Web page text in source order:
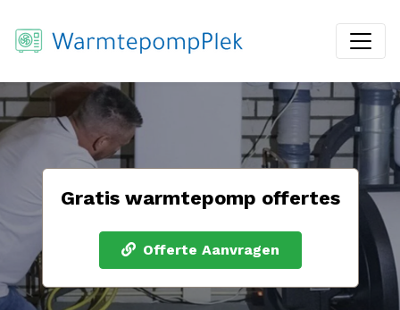
Gratis warmtepomp offertes
Offerte Aanvragen